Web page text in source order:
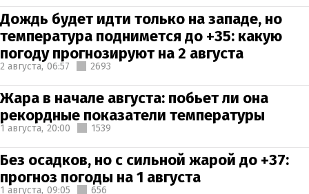
Дождь будет идти только на западе, но
температура поднимется до +35: какую
погоду прогнозируют на 2 августа
2 августа, 06:57 2693
Жара в начале августа: побьет ли она
рекордные показатели температуры
1 августа, 20:00 1539
Без осадков, но с сильной жарой до +37:
прогноз погоды на 1 августа
1 августа, 09:05 656